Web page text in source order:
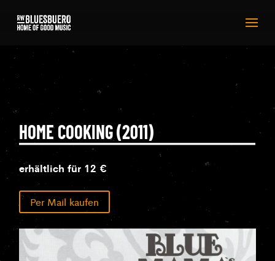
HOME COOKING (2011)
erhältlich für 12 €
Per Mail kaufen